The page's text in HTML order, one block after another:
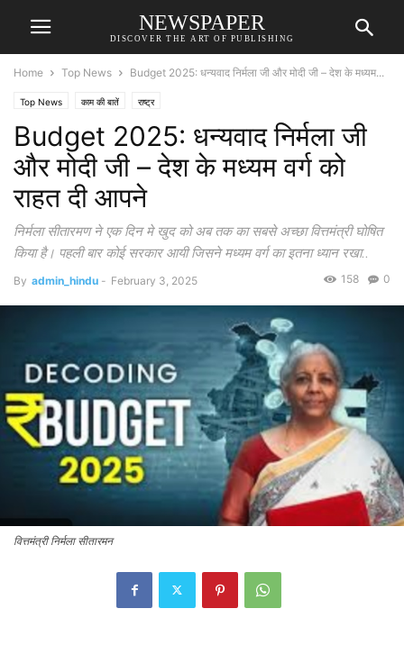
NEWSPAPER
DISCOVER THE ART OF PUBLISHING
Home Top News Budget 2025: धन्यवाद निर्मला जी और मोदी जी – देश के मध्यम...
Top News काम की बातें राष्ट्र
Budget 2025: धन्यवाद निर्मला जी
और मोदी जी – देश के मध्यम वर्ग को
राहत दी आपने
निर्मला सीतारमण ने एक दिन मे खुद को अब तक का सबसे अच्छा वित्तमंत्री घोषित
किया है। पहली बार कोई सरकार आयी जिसने मध्यम वर्ग का इतना ध्यान रखा..
By admin_hindu - February 3, 2025 0
158
वित्तमंत्री निर्मला सीतारमन